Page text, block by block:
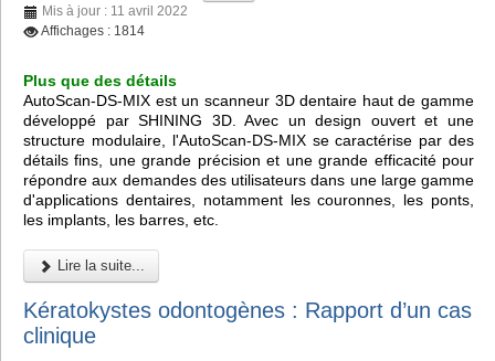
Mis à jour : 11 avril 2022
Affichages : 1814
Plus que des détails
AutoScan-DS-MIX est un scanneur 3D dentaire haut de gamme
développé par SHINING 3D. Avec un design ouvert et une
structure modulaire, l'AutoScan-DS-MIX se caractérise par des
détails fins, une grande précision et une grande efficacité pour
répondre aux demandes des utilisateurs dans une large gamme
d'applications dentaires, notamment les couronnes, les ponts,
les implants, les barres, etc.
Lire la suite...
Kératokystes odontogènes : Rapport d’un cas
clinique